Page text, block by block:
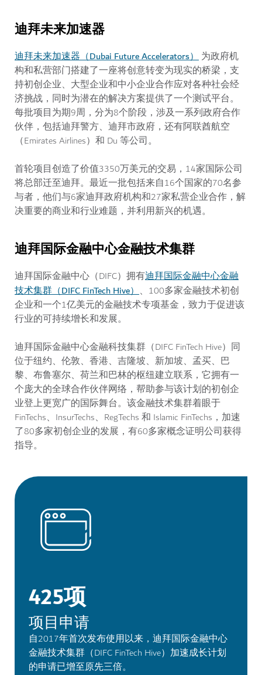
迪拜未来加速器
迪拜未来加速器（Dubai Future Accelerators） 为政府机
构和私营部门搭建了一座将创意转变为现实的桥梁，支
持初创企业、大型企业和中小企业合作应对各种社会经
济挑战，同时为潜在的解决方案提供了一个测试平台。
每批项目为期9周，分为8个阶段，涉及一系列政府合作
伙伴，包括迪拜警方、迪拜市政府，还有阿联酋航空
（Emirates Airlines）和 Du 等公司。
首轮项目创造了价值3350万美元的交易，14家国际公司
将总部迁至迪拜。最近一批包括来自16个国家的70名参
与者，他们与6家迪拜政府机构和27家私营企业合作，解
决重要的商业和行业难题，并利用新兴的机遇。
迪拜国际金融中心金融技术集群
迪拜国际金融中心（DIFC）拥有迪拜国际金融中心金融
技术集群（DIFC FinTech Hive）、100多家金融技术初创
企业和一个1亿美元的金融技术专项基金，致力于促进该
行业的可持续增长和发展。
迪拜国际金融中心金融科技集群（DIFC FinTech Hive）同
位于纽约、伦敦、香港、吉隆坡、新加坡、孟买、巴
黎、布鲁塞尔、荷兰和巴林的枢纽建立联系，它拥有一
个庞大的全球合作伙伴网络，帮助参与该计划的初创企
业登上更宽广的国际舞台。该金融技术集群着眼于
FinTechs、InsurTechs、RegTechs 和 Islamic FinTechs，加速
了80多家初创企业的发展，有60多家概念证明公司获得
指导。
425项
项目申请
自2017年首次发布使用以来，迪拜国际金融中心
金融技术集群（DIFC FinTech Hive）加速成长计划
的申请已增至原先三倍。